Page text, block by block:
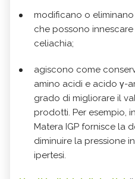
modificano o
che possono
celiachia;
agiscono come
amino acidi e acido γ-
grado di migliorare il
prodotti. Per esempio,
Matera IGP fornisce la
diminuire la pressione
ipertesi.